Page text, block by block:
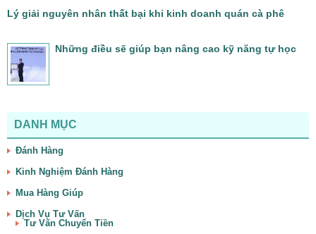
Lý giải nguyên nhân thất bại khi kinh doanh quán cà phê
Những điều sẽ giúp bạn nâng cao kỹ năng tự học
DANH MỤC
Đánh Hàng
Kinh Nghiệm Đánh Hàng
Mua Hàng Giúp
Dịch Vụ Tư Vấn
Tư Vấn Chuyển Tiền